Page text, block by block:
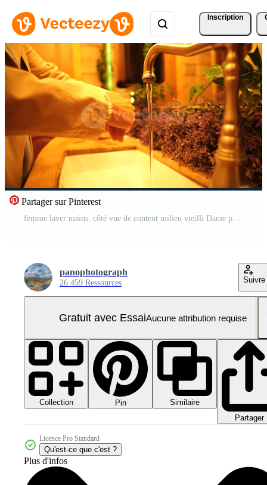
Inscription
Partager sur Pinterest
femme laver mains. côté vue de content milieu vieilli Dame prise liquide savon et la lessive mains en dessous de robinet l'eau à café salle de repos. jolie femelle la lessive mains dans évier après Aller à salle de bains. lent mouvement Vidéo Pro
panophotograph
26 459 Ressources Suivre
Gratuit avec EssaiAucune attribution requise
Collection Pin
Similaire
Partager
Licence Pro Standard
Qu'est-ce que c'est ?
Plus d'infos